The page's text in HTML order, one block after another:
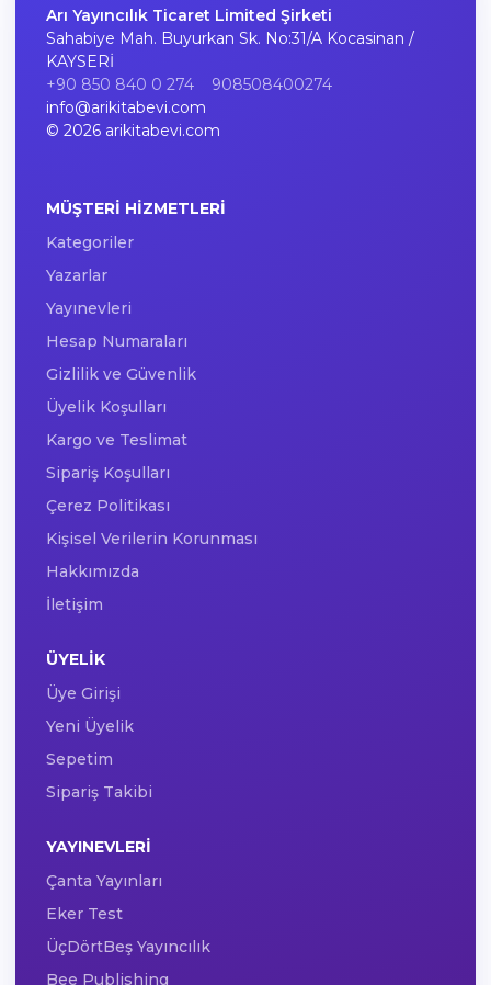
Arı Yayıncılık Ticaret Limited Şirketi
Sahabiye Mah. Buyurkan Sk. No:31/A Kocasinan /
KAYSERİ
+90 850 840 0 274
908508400274
info@arikitabevi.com
© 2026 arikitabevi.com
MÜŞTERI HIZMETLERI
Kategoriler
Yazarlar
Yayınevleri
Hesap Numaraları
Gizlilik ve Güvenlik
Üyelik Koşulları
Kargo ve Teslimat
Sipariş Koşulları
Çerez Politikası
Kişisel Verilerin Korunması
Hakkımızda
İletişim
ÜYELIK
Üye Girişi
Yeni Üyelik
Sepetim
Sipariş Takibi
YAYINEVLERI
Çanta Yayınları
Eker Test
ÜçDörtBeş Yayıncılık
Bee Publishing